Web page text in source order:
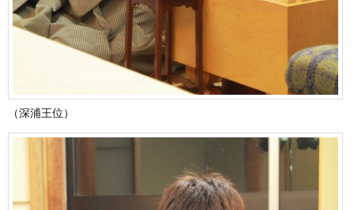
（深浦王位）